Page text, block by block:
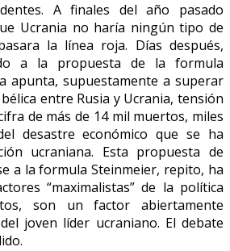
A finales del año pasado
Ucrania no haría ningún tipo de
la línea roja. Días después,
a la propuesta de la formula
apunta, supuestamente a superar
entre Rusia y Ucrania, tensión
de más de 14 mil muertos, miles
desastre económico que se ha
ucraniana. Esta propuesta de
a la formula Steinmeier, repito, ha
“maximalistas” de la política
son un factor abiertamente
joven líder ucraniano. El debate